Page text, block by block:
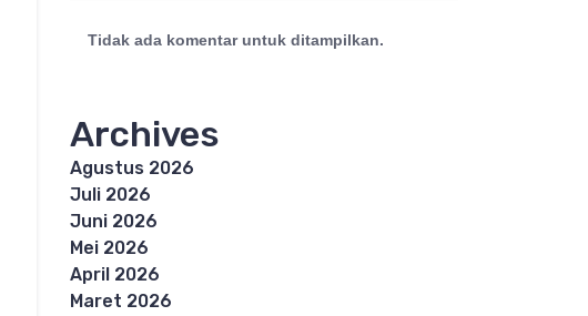
Tidak ada komentar untuk ditampilkan.
Archives
Agustus 2026
Juli 2026
Juni 2026
Mei 2026
April 2026
Maret 2026